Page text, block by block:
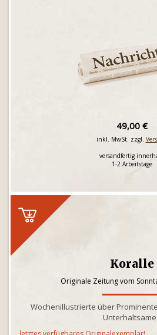
49,00 €
inkl. MwSt. zzgl.
versandfertig
1-2 Arbeitstage
Koralle
Originale Zeitung vom
Wochenillustrierte über